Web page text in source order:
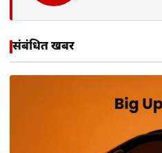
संबंधित खबरें